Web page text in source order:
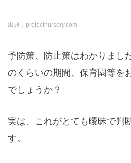
出典：projectnursery.com
予防策、防止策はわかりまし
のくらいの期間、保育園等を
でしょうか？
実は、これがとても曖昧で判
す。